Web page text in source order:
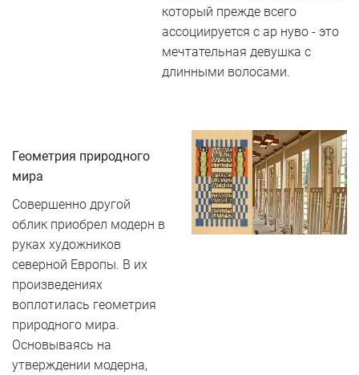
который прежде всего
ассоциируется с ар нуво - это
мечтательная девушка с
длинными волосами.
Геометрия природного
мира
Совершенно другой
облик приобрел модерн в
руках художников
северной Европы. В их
произведениях
воплотилась геометрия
природного мира.
Основываясь на
утверждении модерна,